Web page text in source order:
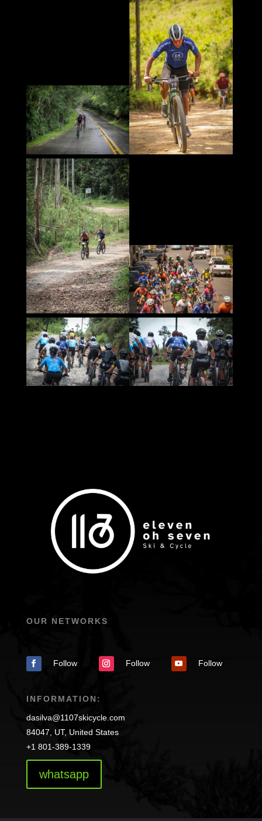
OUR NETWORKS
Follow Follow Follow
INFORMATION:
dasilva@1107skicycle.com
84047, UT, United States
+1 801-389-1339
whatsapp